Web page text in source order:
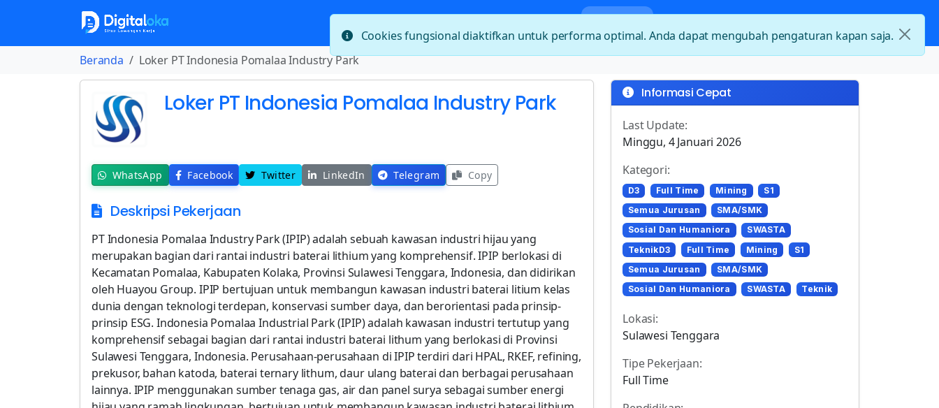
Beranda Loker PT Indonesia Pomalaa Industry Park
Loker PT Indonesia Pomalaa Industry Park
WhatsApp Facebook Twitter LinkedIn Telegram Copy
Deskripsi Pekerjaan
PT Indonesia Pomalaa Industry Park (IPIP) adalah sebuah kawasan industri hijau yang
merupakan bagian dari rantai industri baterai lithium yang komprehensif. IPIP berlokasi di
Kecamatan Pomalaa, Kabupaten Kolaka, Provinsi Sulawesi Tenggara, Indonesia, dan didirikan
oleh Huayou Group. IPIP bertujuan untuk membangun kawasan industri baterai litium kelas
dunia dengan teknologi terdepan, konservasi sumber daya, dan berorientasi pada prinsip-
prinsip ESG. Indonesia Pomalaa Industrial Park (IPIP) adalah kawasan industri tertutup yang
komprehensif sebagai bagian dari rantai industri baterai lithum yang berlokasi di Provinsi
Sulawesi Tenggara, Indonesia. Perusahaan-perusahaan di IPIP terdiri dari HPAL, RKEF, refining,
prekusor, bahan katoda, baterai ternary lithum, daur ulang baterai dan berbagai perusahaan
lainnya. IPIP menggunakan sumber tenaga gas, air dan panel surya sebagai sumber energi
Informasi Cepat
Last Update:
Minggu, 4 Januari 2026
Kategori:
D3 Full Time Mining
S1
Semua Jurusan
SMA/SMK
Sosial Dan Humaniora
SWASTA
TeknikD3
Full Time Mining
S1
Semua Jurusan
SMA/SMK
Sosial Dan Humaniora
SWASTA Teknik
Lokasi:
Sulawesi Tenggara
Tipe Pekerjaan:
Full Time
Cookies fungsional diaktifkan untuk performa optimal. Anda dapat mengubah pengaturan kapan saja.